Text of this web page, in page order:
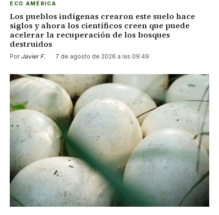
ECO AMÉRICA
Los pueblos indígenas crearon este suelo hace
siglos y ahora los científicos creen que puede
acelerar la recuperación de los bosques
destruidos
Por Javier F. · 7 de agosto de 2026 a las 09:49